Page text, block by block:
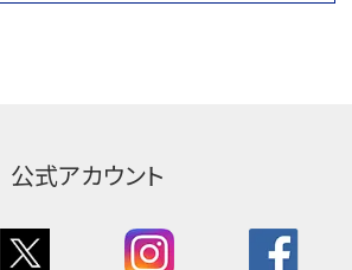
公式アカウント